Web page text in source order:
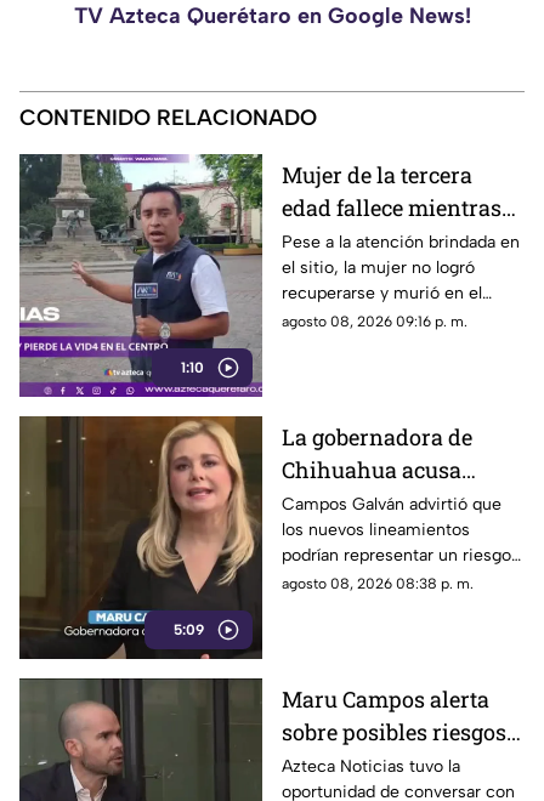
TV Azteca Querétaro en Google News!
CONTENIDO RELACIONADO
1:10
Mujer de la tercera
edad fallece mientras
caminaba por el Centro
de Querétaro
Pese a la atención brindada en
el sitio, la mujer no logró
recuperarse y murió en el
lugar.
agosto 08, 2026 09:16 p. m.
5:09
La gobernadora de
Chihuahua acusa
posible censura
impulsada desde el
Gobierno Federal
Campos Galván advirtió que
los nuevos lineamientos
podrían representar un riesgo
para la libertad de expresión
agosto 08, 2026 08:38 p. m.
Maru Campos alerta
sobre posibles riesgos
para la libertad de
Azteca Noticias tuvo la
oportunidad de conversar con